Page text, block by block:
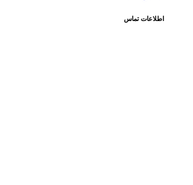
اطلاعات تماس